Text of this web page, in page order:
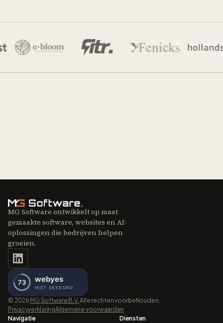
MG Software ontwikkelt op maat
gemaakte software, websites en AI-
oplossingen die bedrijven helpen
groeien.
© 2026 MG Software B.V.Alle rechten voorbehouden.
PrivacyverklaringAlgemene voorwaarden
Navigatie
Diensten